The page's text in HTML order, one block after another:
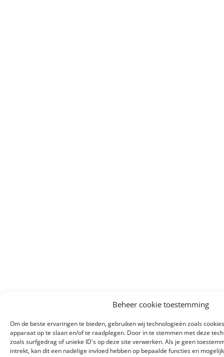
Beheer cookie toestemming
Om de beste ervaringen te bieden, gebruiken wij technologieën zoals
apparaat op te slaan en/of te raadplegen. Door in te stemmen met deze
zoals surfgedrag of unieke ID's op deze site verwerken. Als je geen
intrekt, kan dit een nadelige invloed hebben op bepaalde functies en